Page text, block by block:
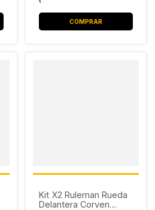
Kit X2 Ruleman Rueda
Delantera Corven